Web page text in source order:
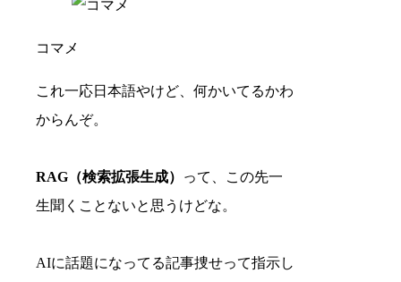
コマメ
これ一応日本語やけど、何かいてるかわ
からんぞ。
RAG（検索拡張生成）
って、この先一
生聞くことないと思うけどな。
AIに話題になってる記事捜せって指示し